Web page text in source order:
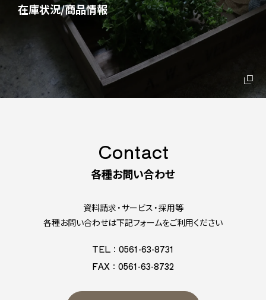
在庫状況/商品情報
Contact
各種お問い合わせ
資料請求・サービス・採用等
各種お問い合わせは下記フォームをご利用ください
TEL：0561-63-8731
FAX：0561-63-8732